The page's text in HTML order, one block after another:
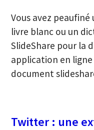
Vous avez
livre blanc ou un
SlideShare pour la
application en
document
Twitter : une